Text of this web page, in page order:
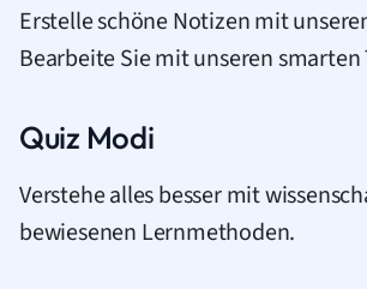
Erstelle schöne Notizen mit
Bearbeite Sie mit unseren smarten
Quiz Modi
Verstehe alles besser mit
bewiesenen Lernmethoden.